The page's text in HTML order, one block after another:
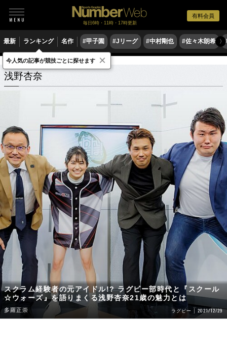
有料会員
毎日6時・11時・17時更新
最新 ランキング 名作 #甲子園 #Jリーグ #中村剛也 #佐々木朗希 〉
浅野杏奈 関連記事
浅野杏奈
スクラム経験者の元アイドル!? ラグビー部時代と『スクール
☆ウォーズ』を語りまくる浅野杏奈21歳の魅力とは
多羅正崇 ラグビー 2021/12/29
今人気の記事が競技ごとに探せます ×